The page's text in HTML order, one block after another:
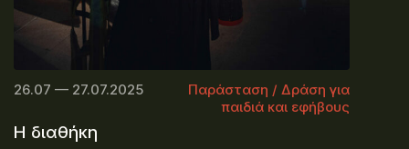
26.07 — 27.07.2025
Παράσταση / Δράση για
παιδιά και εφήβους
Η διαθήκη